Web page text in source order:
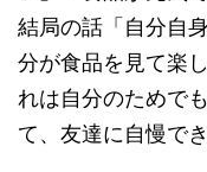
結局の話「自分自
分が食品を見て楽
れは自分のためで
て、友達に自慢でき